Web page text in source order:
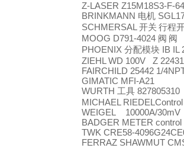
Z-LASER Z15M18S3-F-
BRINKMANN 电机
SCHMERSAL 开关 行程
MOOG D791-4024 阀 阀
PHOENIX 分配模块 IB IL
ZIEHL WD 100V Z
FAIRCHILD 25442 1/
GIMATIC MFI‐A21
WURTH 工具 827805310
MICHAEL
WEIGEL 10000A/30mV
BADGER METER
TWK CRE58-
FERRAZ SHAWMUT